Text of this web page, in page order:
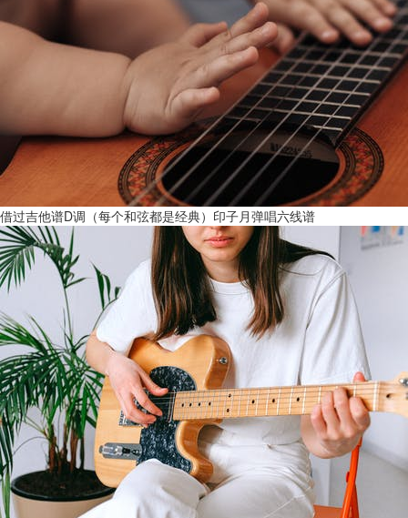
借过吉他谱D调（每个和弦都是经典）印子月弹唱六线谱